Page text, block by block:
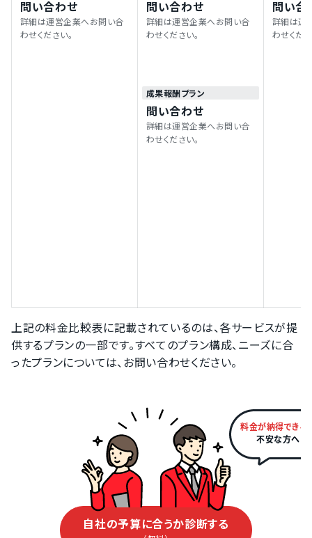
問い合わせ
詳細は運営企業へお問い合
わせください。
問い合わせ
詳細は運営企業へお問い合
わせください。
問い合
詳細は運
わせくださ
成果報酬プラン
問い合わせ
詳細は運営企業へお問い合
わせください。
上記の料金比較表に記載されているのは、各サービスが提
供するプランの一部です。すべてのプラン構成、ニーズに合
ったプランについては、お問い合わせください。
料金が納得できる
不安な方へ
自社の予算に合うか診断する